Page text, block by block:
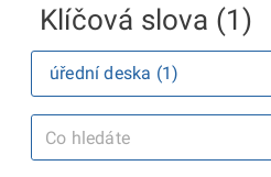
Klíčová slova (1)
úřední deska (1)